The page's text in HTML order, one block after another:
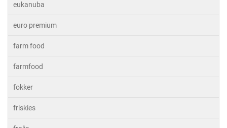
eukanuba
euro premium
farm food
farmfood
fokker
friskies